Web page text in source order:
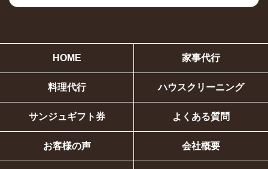
HOME 家事代行
料理代行 ハウスクリーニング
サンジュギフト券 よくある質問
お客様の声 会社概要